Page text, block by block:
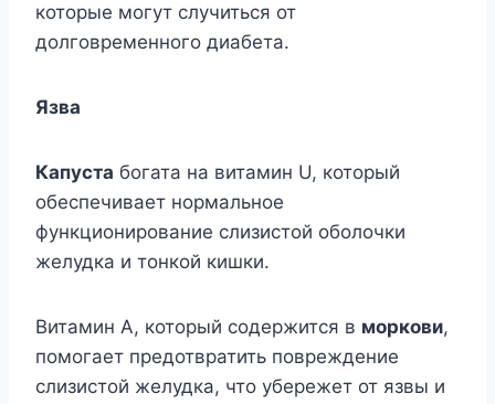
которые могут случиться от
долговременного диабета.
Язва
Капуста богата на витамин U, который
обеспечивает нормальное
функционирование слизистой оболочки
желудка и тонкой кишки.
Витамин А, который содержится в моркови,
помогает предотвратить повреждение
слизистой желудка, что убережет от язвы и